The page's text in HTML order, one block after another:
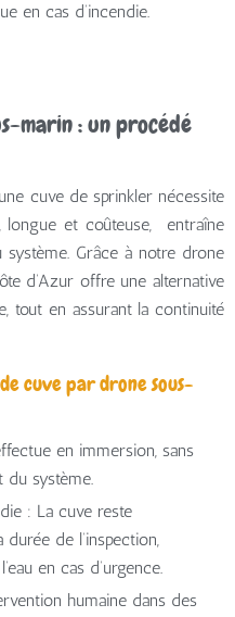
en cas d’incendie.
marin : un procédé
cuve de sprinkler nécessite
longue et coûteuse, entraîne
Grâce à notre drone
d’Azur offre une alternative
tout en assurant la continuité
cuve par drone sous-
en immersion, sans
du système.
: La cuve reste
de l’inspection,
en cas d’urgence.
humaine dans des